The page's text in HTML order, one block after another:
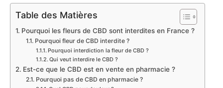
Table des Matières
Pourquoi les fleurs de CBD sont interdites en France ?
Pourquoi fleur de CBD interdite ?
Pourquoi interdiction la fleur de CBD ?
Qui veut interdire le CBD ?
Est-ce que le CBD est en vente en pharmacie ?
Pourquoi pas de CBD en pharmacie ?